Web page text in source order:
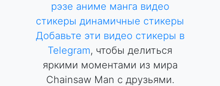
рэзе аниме манга видео
стикеры динамичные стикеры
Добавьте эти видео стикеры в
Telegram, чтобы делиться
яркими моментами из мира
Chainsaw Man с друзьями.